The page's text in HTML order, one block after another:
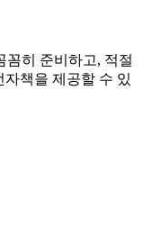
꼼히 준비하고, 적절
책을 제공할 수 있